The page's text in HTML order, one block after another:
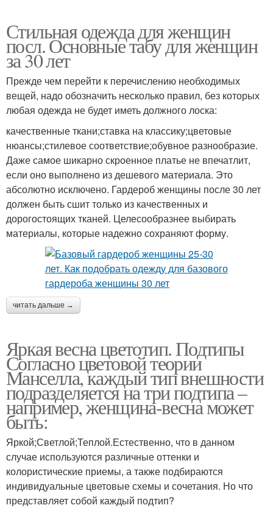
Стильная одежда для женщин
посл. Основные табу для женщин
за 30 лет
Прежде чем перейти к перечислению необходимых
вещей, надо обозначить несколько правил, без которых
любая одежда не будет иметь должного лоска:
качественные ткани;ставка на классику;цветовые
нюансы;стилевое соответствие;обувное разнообразие.
Даже самое шикарно скроенное платье не впечатлит,
если оно выполнено из дешевого материала. Это
абсолютно исключено. Гардероб женщины после 30 лет
должен быть сшит только из качественных и
дорогостоящих тканей. Целесообразнее выбирать
материалы, которые надежно сохраняют форму.
читать дальше →
Яркая весна цветотип. Подтипы
Согласно цветовой теории
Манселла, каждый тип внешности
подразделяется на три подтипа –
например, женщина-весна может
быть:
Яркой;Светлой;Теплой.Естественно, что в данном
случае используются различные оттенки и
колористические приемы, а также подбираются
индивидуальные цветовые схемы и сочетания. Но что
представляет собой каждый подтип?